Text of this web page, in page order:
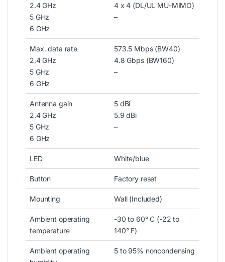
2.4 GHz
5 GHz
6 GHz
4 x 4 (DL/UL MU-MIMO)
–
Max. data rate
2.4 GHz
5 GHz
6 GHz
573.5 Mbps (BW40)
4.8 Gbps (BW160)
–
Antenna gain
2.4 GHz
5 GHz
6 GHz
5 dBi
5.9 dBi
–
LED White/blue
Button Factory reset
Mounting Wall (Included)
Ambient operating
temperature
-30 to 60° C (-22 to
140° F)
Ambient operating
5 to 95% noncondensing